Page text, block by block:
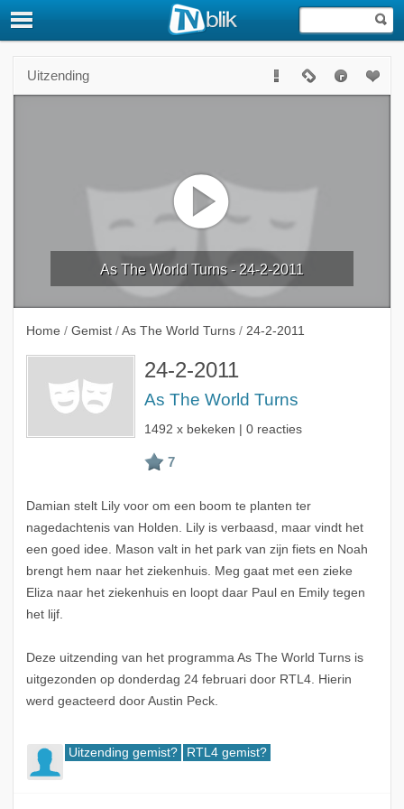
Uitzending
As The World Turns - 24-2-2011
Home / Gemist / As The World Turns / 24-2-2011
24-2-2011
As The World Turns
1492 x bekeken | 0 reacties
Damian stelt Lily voor om een boom te planten ter
nagedachtenis van Holden. Lily is verbaasd, maar vindt het
een goed idee. Mason valt in het park van zijn fiets en Noah
brengt hem naar het ziekenhuis. Meg gaat met een zieke
Eliza naar het ziekenhuis en loopt daar Paul en Emily tegen
het lijf.
Deze uitzending van het programma As The World Turns is
uitgezonden op donderdag 24 februari door RTL4. Hierin
werd geacteerd door Austin Peck.
Uitzending gemist? RTL4 gemist?